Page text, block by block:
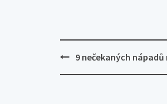
Post
navigation
9 nečekaných